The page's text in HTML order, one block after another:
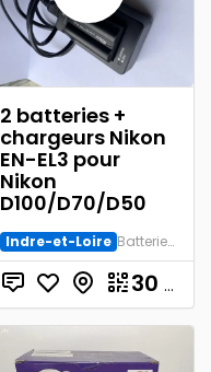
2 batteries +
chargeurs Nikon
EN-EL3 pour
Nikon
D100/D70/D50
Indre-et-Loire Batterie/Chargeur
30